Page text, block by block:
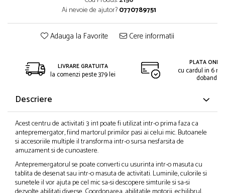
Ai nevoie de ajutor?0770789751
Adauga la Favorite Cere informatii
LIVRARE GRATUITA
la comenzi peste 379 lei
PLATA
cu cardul in 6
dobanda
Descriere
Acest centru de activitati 3 in1 poate fi utilizat intr-o prima faza ca
antepremergator, fiind martorul primilor pasi ai celui mic. Butoanele
si accesoriile multiple il transforma intr-o sursa nesfarsita de
amuzament si de cunoastere.
Antepremergatorul se poate converti cu usurinta intr-o masuta cu
tablita de desenat sau intr-o masuta de activitati. Luminile, culorile si
sunetele il vor ajuta pe cel mic sa-si descopere simturile si sa-si